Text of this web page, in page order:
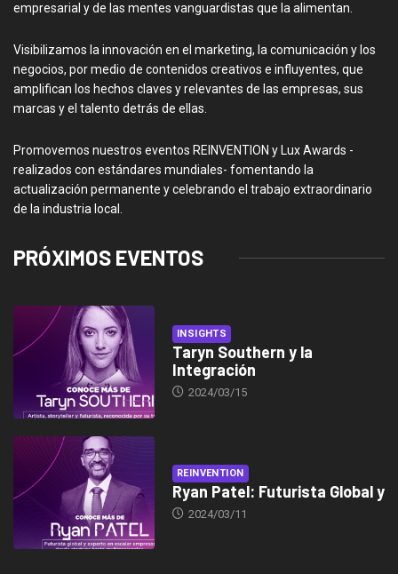
empresarial y de las mentes vanguardistas que la alimentan.
Visibilizamos la innovación en el marketing, la comunicación y los
negocios, por medio de contenidos creativos e influyentes, que
amplifican los hechos claves y relevantes de las empresas, sus
marcas y el talento detrás de ellas.
Promovemos nuestros eventos REINVENTION y Lux Awards -
realizados con estándares mundiales- fomentando la
actualización permanente y celebrando el trabajo extraordinario
de la industria local.
PRÓXIMOS EVENTOS
INSIGHTS
Taryn Southern y la
Integración
2024/03/15
REINVENTION
Ryan Patel: Futurista Global y
2024/03/11